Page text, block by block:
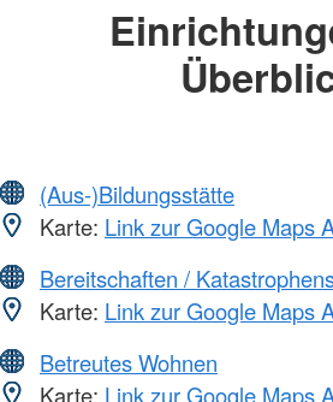
(Aus-)Bildungsstätte
Karte: Link zur Google Maps
Bereitschaften /
Karte: Link zur Google Maps
Betreutes Wohnen
Karte: Link zur Google Maps